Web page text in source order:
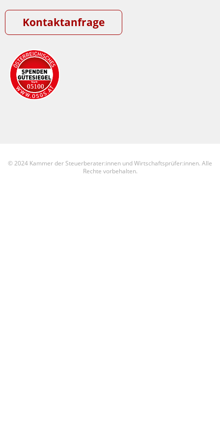
Kontaktanfrage
© 2024 Kammer der Steuerberater:innen und Wirtschaftsprüfer:innen. Alle
Rechte vorbehalten.